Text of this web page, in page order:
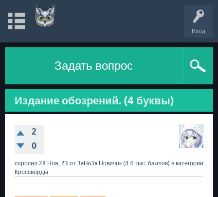
Вход
Задать вопрос
Издание обозрений. (4 буквы)
2
0
спросил 28 Ноя, 23 от 3aHo3a Новичок (4.4 тыс. баллов) в категории
Кроссворды